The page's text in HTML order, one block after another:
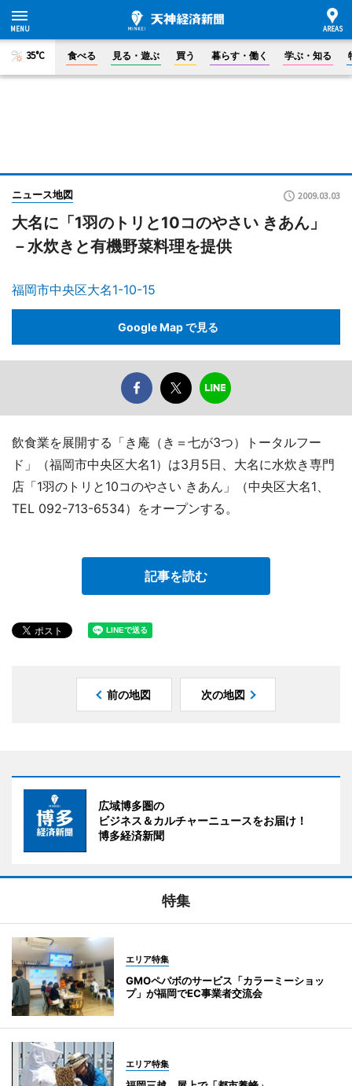
35°C 食べる 見る・遊ぶ 買う 暮らす・働く 学ぶ・知る
ニュース地図 2009.03.03
大名に「1羽のトリと10コのやさい きあん」
－水炊きと有機野菜料理を提供
福岡市中央区大名1-10-15
Google Map で見る
飲食業を展開する「き庵（き＝七が3つ）トータルフー
ド」（福岡市中央区大名1）は3月5日、大名に水炊き専門
店「1羽のトリと10コのやさい きあん」（中央区大名1、
TEL 092-713-6534）をオープンする。
記事を読む
前の地図 次の地図
広域博多圏の
ビジネス＆カルチャーニュースをお届け！
博多経済新聞
特集
エリア特集
GMOペパボのサービス「カラーミーショッ
プ」が福岡でEC事業者交流会
エリア特集